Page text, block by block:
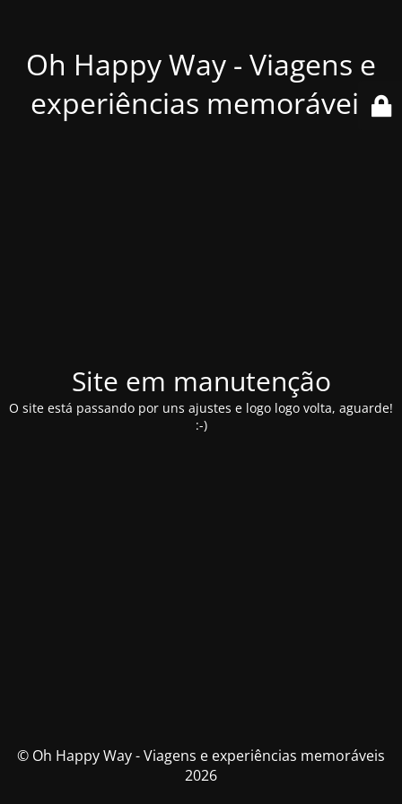
Oh Happy Way - Viagens e
experiências memoráveis
Site em manutenção
O site está passando por uns ajustes e logo logo volta, aguarde!
:-)
© Oh Happy Way - Viagens e experiências memoráveis
2026